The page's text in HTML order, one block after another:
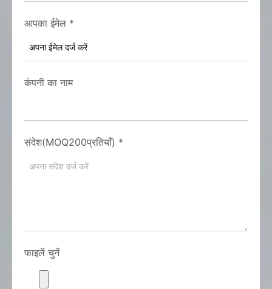
आपका ईमेल *
कंपनी का नाम
संदेश(MOQ200प्रतियाँ) *
फाइलें चुनें